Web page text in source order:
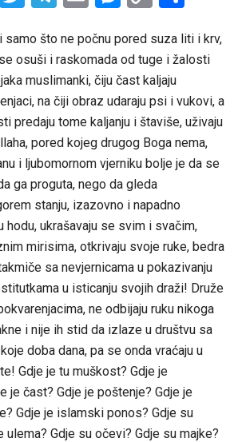
samo što ne počnu pored suza liti i krv,
osuši i raskomada od tuge i žalosti
muslimanki, čiju čast kaljaju
na čiji obraz udaraju psi i vukovi, a
predaju tome kaljanju i štaviše, uživaju
pored kojeg drugog Boga nema,
i ljubomornom vjerniku bolje je da se
ga proguta, nego da gleda
stanju, izazovno i napadno
hodu, ukrašavaju se svim i svačim,
mirisima, otkrivaju svoje ruke, bedra
sa nevjernicama u pokazivanju
u isticanju svojih draži! Druže
ne odbijaju ruku nikoga
i nije ih stid da izlaze u društvu sa
doba dana, pa se onda vraćaju u
Gdje je tu muškost? Gdje je
je čast? Gdje je poštenje? Gdje je
Gdje je islamski ponos? Gdje su
ulema? Gdje su očevi? Gdje su majke?